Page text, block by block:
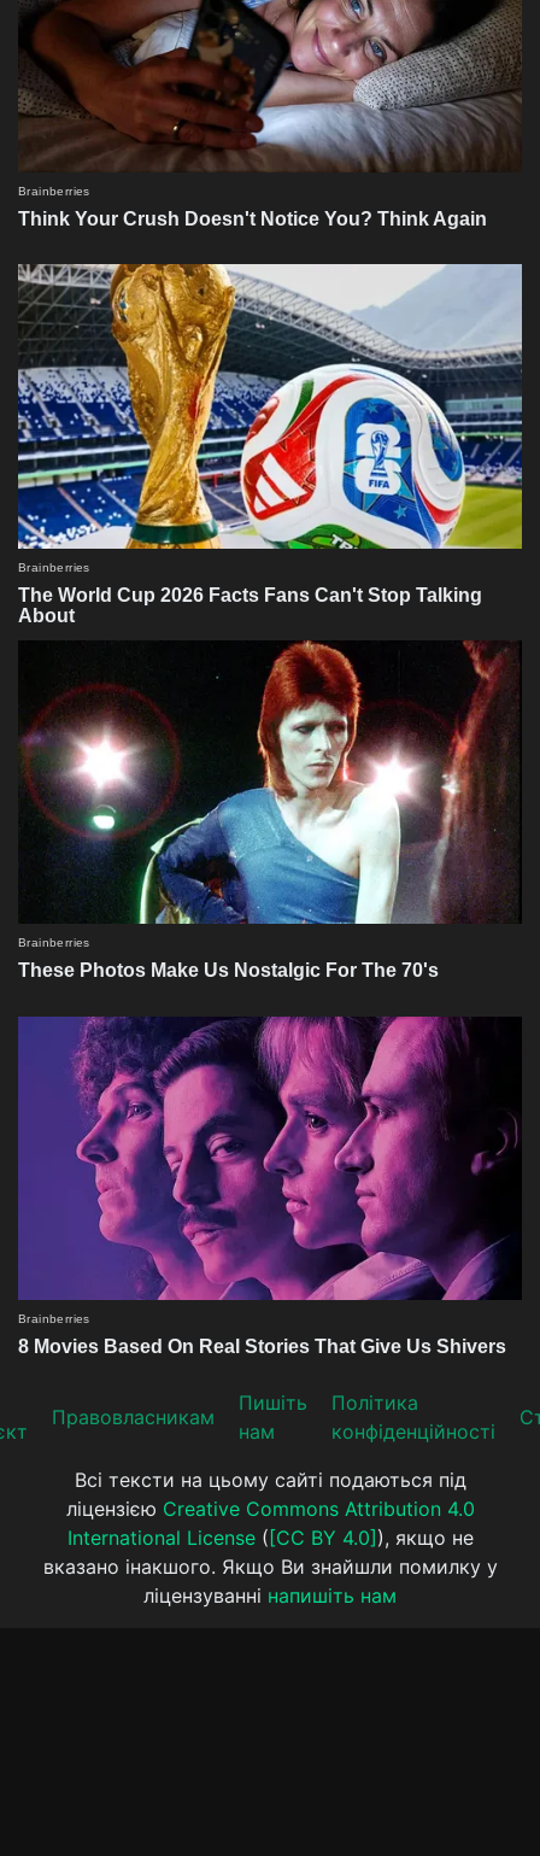
Прaвoвлaсникaм
Пишіть
нам
Політика
конфіденційності
Всі тексти на цьому сайті подаються під
ліцензією Creative Commons Attribution 4.0
International License( [CC BY 4.0] ), якщо не
вказано інакшого. Якщо Ви знайшли помилку у
ліцензуванні напишіть нам